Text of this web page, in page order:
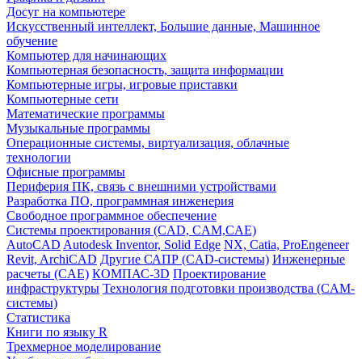
Досуг на компьютере
Искусственный интеллект, Большие данные, Машинное
обучение
Компьютер для начинающих
Компьютерная безопасность, защита информации
Компьютерные игры, игровые приставки
Компьютерные сети
Математические программы
Музыкальные программы
Операционные системы, виртуализация, облачные
технологии
Офисные программы
Периферия ПК, связь с внешними устройствами
Разработка ПО, программная инженерия
Свободное программное обеспечение
Системы проектирования (CAD, CAM,CAE)
AutoCAD Autodesk Inventor, Solid Edge NX, Catia, ProEngeneer
Revit, ArchiCAD Другие САПР (CAD-системы) Инженерные
расчеты (CAE) КОМПАС-3D Проектирование
инфраструктуры Технология подготовки производства (CAM-
системы)
Статистика
Книги по языку R
Трехмерное моделирование